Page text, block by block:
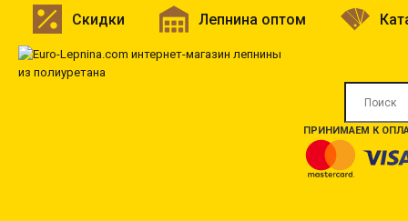
Скидки Лепнина оптом
ПРИНИМАЕМ К